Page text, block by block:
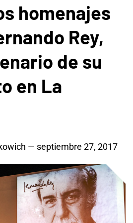
homenajes
Rey,
de su
en La
septiembre 27, 2017